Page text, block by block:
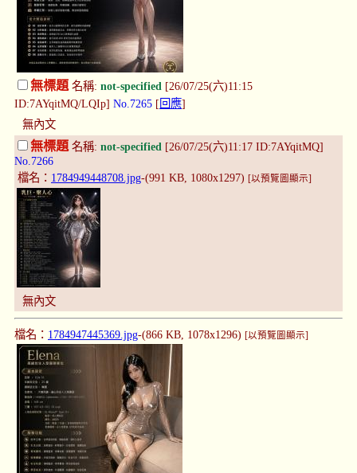
無標題名稱: not-specified [26/07/25(六)11:15
ID:7AYqitMQ/LQIp] No.7265 [ 回應]
無內文
無標題名稱: not-specified [26/07/25(六)11:17 ID:7AYqitMQ]
No.7266
檔名： 1784949448708.jpg-(991 KB, 1080x1297) [以預覽圖顯示]
無內文
檔名： 1784947445369.jpg-(866 KB, 1078x1296) [以預覽圖顯示]